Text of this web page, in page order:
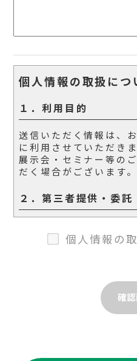
個人情報の取扱につ
１．利用目的
送信いただく情報は、
に利用させていただき
展示会・セミナー等の
だく場合がございます。
２．第三者提供・委託
せん。
個人情報の取り扱いに
ち、不正アクセス、改
個人情報の